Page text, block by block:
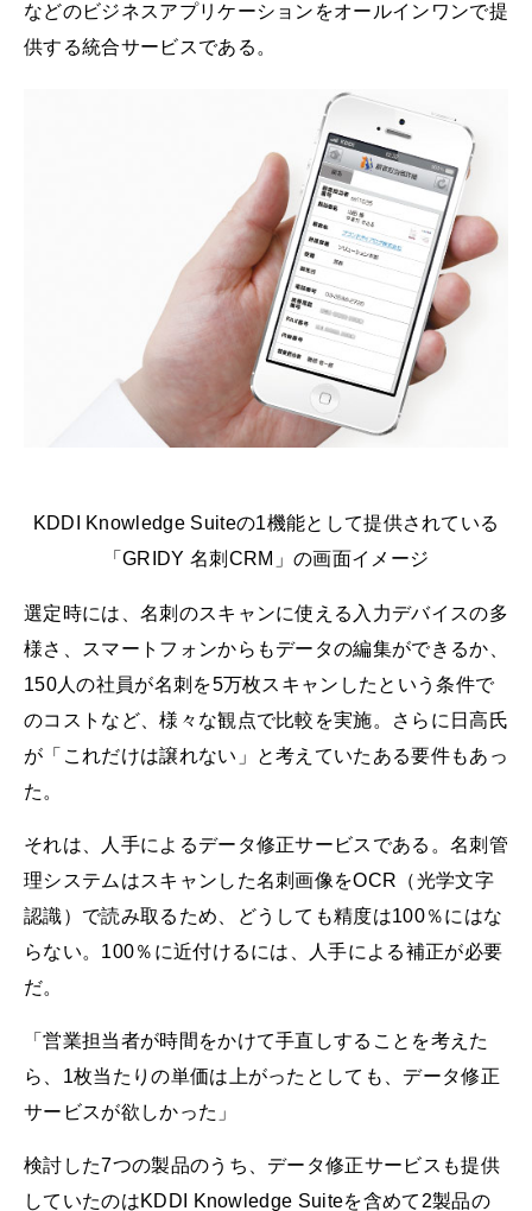
などのビジネスアプリケーションをオールインワンで提
供する統合サービスである。
KDDI Knowledge Suiteの1機能として提供されている
「GRIDY 名刺CRM」の画面イメージ
選定時には、名刺のスキャンに使える入力デバイスの多
様さ、スマートフォンからもデータの編集ができるか、
150人の社員が名刺を5万枚スキャンしたという条件で
のコストなど、様々な観点で比較を実施。さらに日高氏
が「これだけは譲れない」と考えていたある要件もあっ
た。
それは、人手によるデータ修正サービスである。名刺管
理システムはスキャンした名刺画像をOCR（光学文字
認識）で読み取るため、どうしても精度は100％にはな
らない。100％に近付けるには、人手による補正が必要
だ。
「営業担当者が時間をかけて手直しすることを考えた
ら、1枚当たりの単価は上がったとしても、データ修正
サービスが欲しかった」
検討した7つの製品のうち、データ修正サービスも提供
していたのはKDDI Knowledge Suiteを含めて2製品の